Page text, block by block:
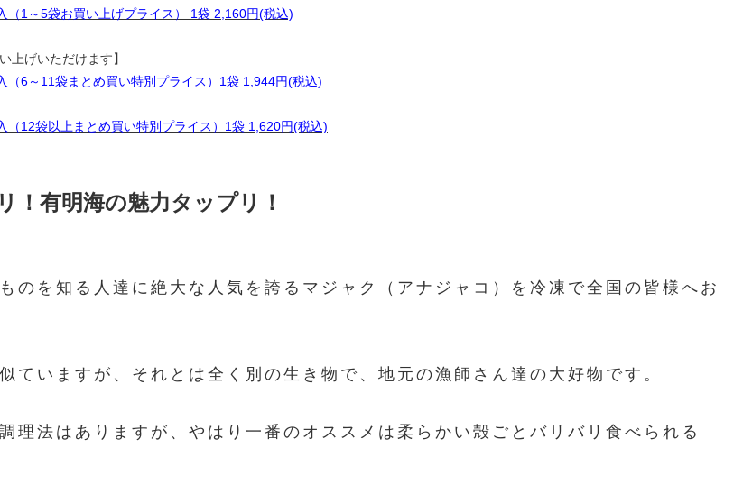
1～5袋お買い上げプライス） 1袋 2,160円(税込)
上げいただけます】
6～11袋まとめ買い特別プライス）1袋 1,944円(税込)
12袋以上まとめ買い特別プライス）1袋 1,620円(税込)
！有明海の魅力タップリ！
のを知る人達に絶大な人気を誇るマジャク（アナジャコ）を冷凍で全国の皆様へお
ていますが、それとは全く別の生き物で、地元の漁師さん達の大好物です。
理法はありますが、やはり一番のオススメは柔らかい殻ごとバリバリ食べられる